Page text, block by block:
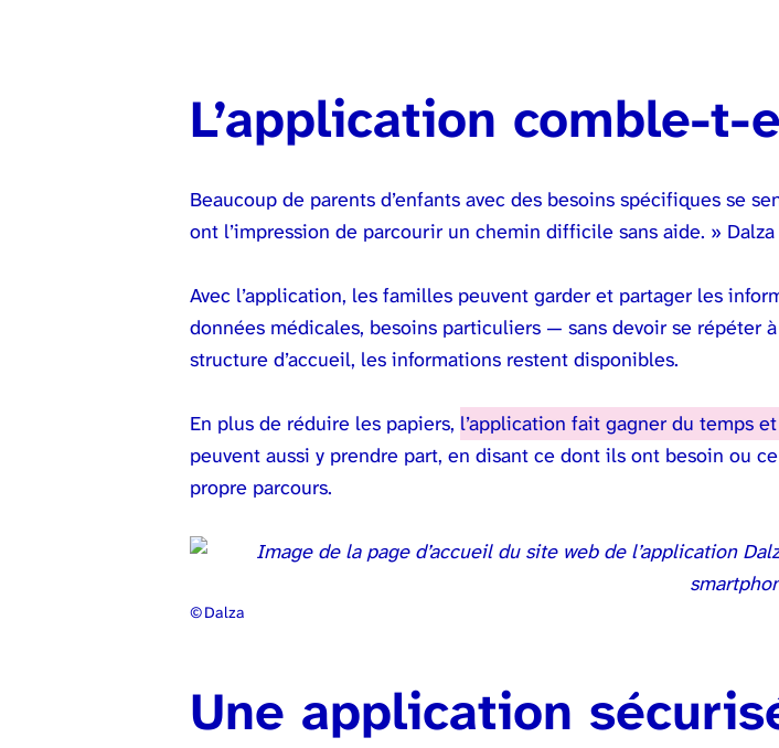
L’application comble-
Beaucoup de parents d’enfants avec des besoins spécifiques se
ont l’impression de parcourir un chemin difficile sans aide. »
Avec l’application, les familles peuvent garder et partager les
données médicales, besoins particuliers — sans devoir se répéter
structure d’accueil, les informations restent disponibles.
En plus de réduire les papiers, l’application fait gagner du temps
peuvent aussi y prendre part, en disant ce dont ils ont besoin ou
propre parcours.
© Dalza
Une application